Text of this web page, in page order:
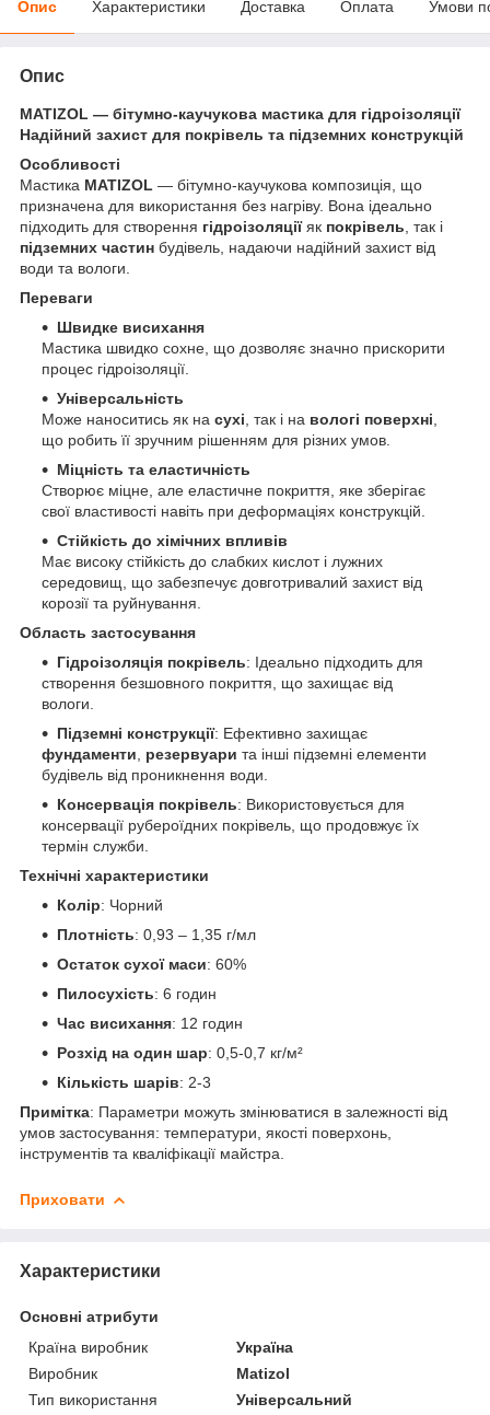
Опис Характеристики Доставка Оплата Умови
Опис
MATIZOL — бітумно-каучукова мастика для гідроізоляції
Надійний захист для покрівель та підземних конструкцій
Особливості
Мастика MATIZOL — бітумно-каучукова композиція, що
призначена для використання без нагріву. Вона ідеально
підходить для створення гідроізоляціїяк покрівель , так і
підземних частин будівель, надаючи надійний захист від
води та вологи.
Переваги
Швидке висихання
Мастика швидко сохне, що дозволяє значно прискорити
процес гідроізоляції.
Універсальність
Може наноситись як на сухі , так і на вологі поверхні
що робить її зручним рішенням для різних умов.
Міцність та еластичність
Створює міцне, але еластичне покриття, яке зберігає
свої властивості навіть при деформаціях конструкцій.
Стійкість до хімічних впливів
Має високу стійкість до слабких кислот і лужних
середовищ, що забезпечує довготривалий захист від
корозії та руйнування.
Область застосування
Гідроізоляція покрівель: Ідеально підходить для
створення безшовного покриття, що захищає від
вологи.
Підземні конструкції: Ефективно захищає
фундаменти
резервуари та інші підземні елементи
будівель від проникнення води.
Консервація покрівель: Використовується для
консервації рубероїдних покрівель, що продовжує їх
термін служби.
Технічні характеристики
Колір: Чорний
Плотність: 0,93 – 1,35 г/мл
Остаток сухої маси: 60%
Пилосухість: 6 годин
Час висихання: 12 годин
Розхід на один шар: 0,5-0,7 кг/м²
Кількість шарів: 2-3
Примітка: Параметри можуть змінюватися в залежності від
умов застосування: температури, якості поверхонь,
інструментів та кваліфікації майстра.
Приховати
Характеристики
Основні атрибути
Країна виробник
Україна
Виробник
Matizol
Тип використання
Універсальний